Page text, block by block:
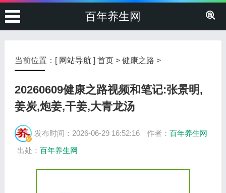
百年养生网
当前位置：[ 网站导航 ] 首页> 健康之路 >
20260609健康之路视频和笔记:张景明,
姜炭,炮姜,干姜,大青龙汤
发布时间：2026-06-29 16:52:16 作者： 百年养生网
出处： 百年养生网